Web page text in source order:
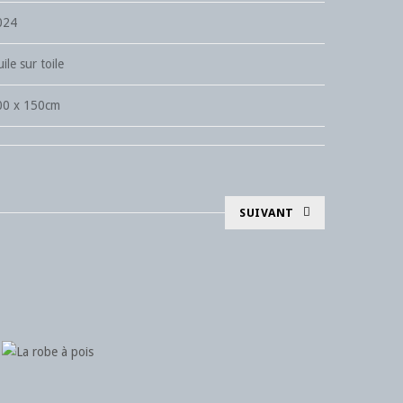
sur toile
x 150cm
SUIVANT